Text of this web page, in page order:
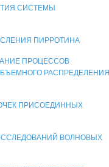
СИСТЕМЫ
ПИРРОТИНА
ПРОЦЕССОВ
РАСПРЕДЕЛЕНИЯ
ПРИСОЕДИННЫХ
ВОЛНОВЫХ